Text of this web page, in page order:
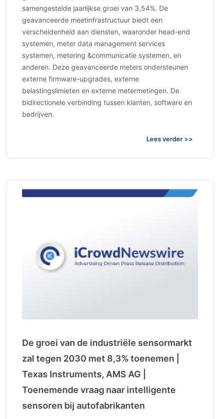
samengestelde jaarlijkse groei van 3,54%. De
geavanceerde meetinfrastructuur biedt een
verscheidenheid aan diensten, waaronder head-end
systemen, meter data management services
systemen, metering &communicatie systemen, en
anderen. Deze geavanceerde meters ondersteunen
externe firmware-upgrades, externe
belastingslimieten en externe metermetingen. De
bidirectionele verbinding tussen klanten, software en
bedrijven.
Lees verder >>
De groei van de industriële sensormarkt
zal tegen 2030 met 8,3% toenemen |
Texas Instruments, AMS AG |
Toenemende vraag naar intelligente
sensoren bij autofabrikanten